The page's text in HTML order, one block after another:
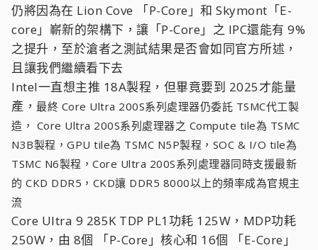
仍將因為在 Lion Cove 「P-Core」和 Skymont「E-
core」嶄新的架構下，讓「P-Core」之 IPC還能有 9%
之提升，至於滄者之測試結果是否會如同官方所述，
且讓我們繼續看下去
Intel一直想主推 18A製程，但畢竟要到 2025才能量
產， 最終 Core Ultra 200S系列處理器仍委託 TSMC代工製
造， Core Ultra 200S系列處理器之 Compute tile為 TSMC
N3B製程，GPU tile為 TSMC N5P製程，SOC & I/O tile為
TSMC N6製程，Core Ultra 200S系列處理器同時支援最新
的 CKD DDR5，CKD讓 DDR5 8000以上的頻率成為官規主
流
Core Ultra 9 285K TDP PL1功耗 125W，MDP功耗
250W，由 8個 「P-Core」核心和 16個 「E-Core」